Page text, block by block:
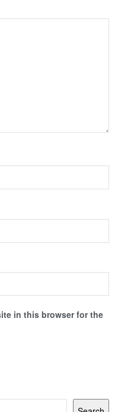
in this browser for the